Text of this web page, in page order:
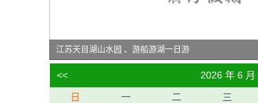
江苏天目湖山水园 、游船游湖一日游
<<
2026 年 6 月
日
一 二 三